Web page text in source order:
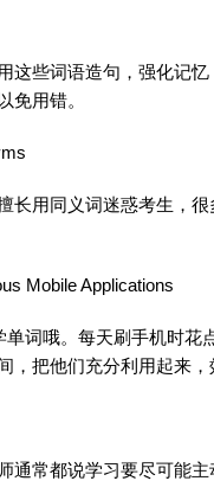
这些词语造句，强化记
免用错。
长用同义词迷惑考生，
Mobile Applications
单词哦。每天刷手机时花
把他们充分利用起来，
通常都说学习要尽可能主